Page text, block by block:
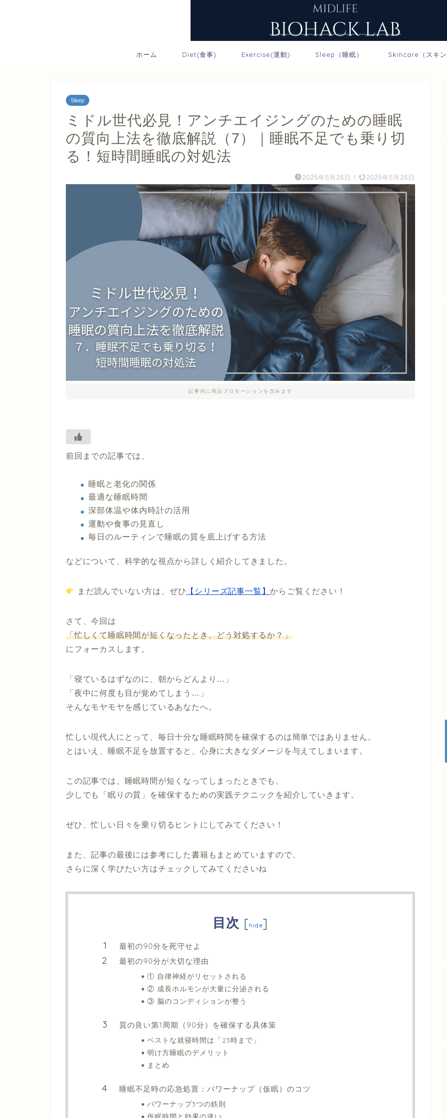
ホーム Diet(食事) Exercise(運動) Sleep（睡眠） Skincare（スキ
Sleep
ミドル世代必見！アンチエイジングのための睡眠
の質向上法を徹底解説（7）｜睡眠不足でも乗り切
る！短時間睡眠の対処法
2025年5月26日 / 2025年5月26日
記事内に商品プロモーションを含みます
前回までの記事では、
睡眠と老化の関係
最適な睡眠時間
深部体温や体内時計の活用
運動や食事の見直し
毎日のルーティンで睡眠の質を底上げする方法
などについて、科学的な視点から詳しく紹介してきました。
まだ読んでいない方は、ぜひ 【シリーズ記事一覧】からご覧ください！
さて、今回は
「忙しくて睡眠時間が短くなったとき、どう対処するか？」
にフォーカスします。
「寝ているはずなのに、朝からどんより…」
「夜中に何度も目が覚めてしまう…」
そんなモヤモヤを感じているあなたへ。
忙しい現代人にとって、毎日十分な睡眠時間を確保するのは簡単ではありません。
とはいえ、睡眠不足を放置すると、心身に大きなダメージを与えてしまいます。
この記事では、睡眠時間が短くなってしまったときでも、
少しでも「眠りの質」を確保するための実践テクニックを紹介していきます。
ぜひ、忙しい日々を乗り切るヒントにしてみてください！
また、記事の最後には参考にした書籍もまとめていますので、
さらに深く学びたい方はチェックしてみてくださいね
目次 [hide]
最初の90分を死守せよ
最初の90分が大切な理由
① 自律神経がリセットされる
② 成長ホルモンが大量に分泌される
③ 脳のコンディションが整う
質の良い第1周期（90分）を確保する具体策
ベストな就寝時間は「23時まで」
明け方睡眠のデメリット
まとめ
睡眠不足時の応急処置：パワーナップ（仮眠）のコツ
パワーナップ3つの鉄則